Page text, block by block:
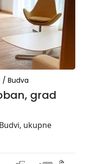
/ Budva
grad
ukupne